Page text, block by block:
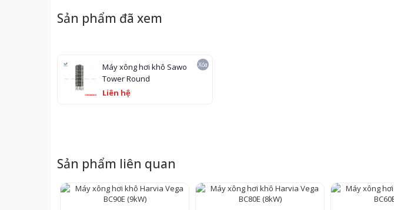
Sản phẩm đã xem
Xóa
Máy xông hơi khô Sawo
Tower Round
Liên hệ
Sản phẩm liên quan